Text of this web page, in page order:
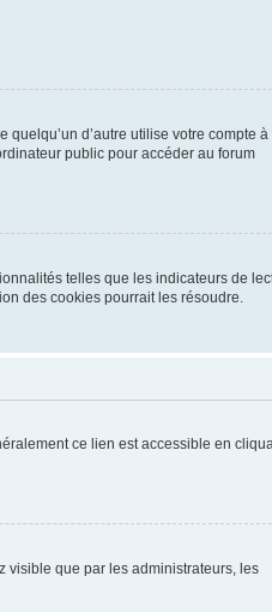
d’autre utilise votre compte à
public pour accéder au forum
telles que les indicateurs de
des cookies pourrait les résoudre.
ce lien est accessible en
visible que par les administrateurs, les